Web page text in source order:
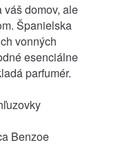
domov, ale
Španielska
vonných
esenciálne
parfumér.
Benzoe